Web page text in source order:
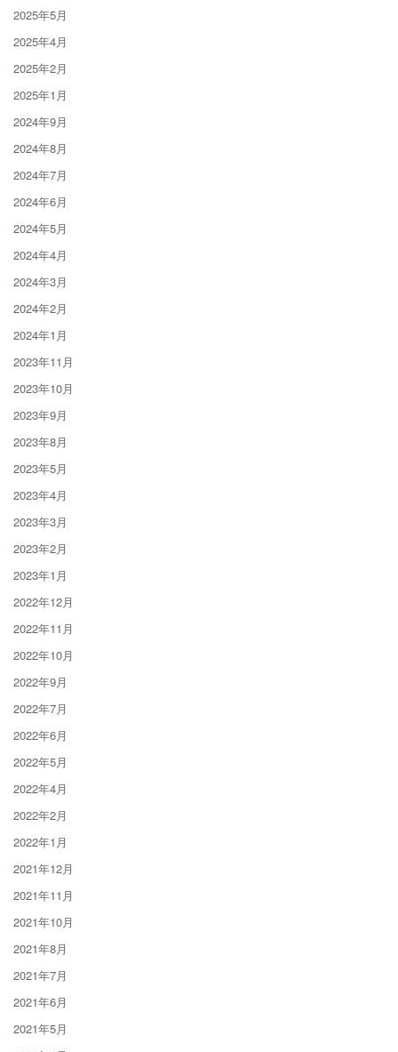
2025年5月
2025年4月
2025年2月
2025年1月
2024年9月
2024年8月
2024年7月
2024年6月
2024年5月
2024年4月
2024年3月
2024年2月
2024年1月
2023年11月
2023年10月
2023年9月
2023年8月
2023年5月
2023年4月
2023年3月
2023年2月
2023年1月
2022年12月
2022年11月
2022年10月
2022年9月
2022年7月
2022年6月
2022年5月
2022年4月
2022年2月
2022年1月
2021年12月
2021年11月
2021年10月
2021年8月
2021年7月
2021年6月
2021年5月